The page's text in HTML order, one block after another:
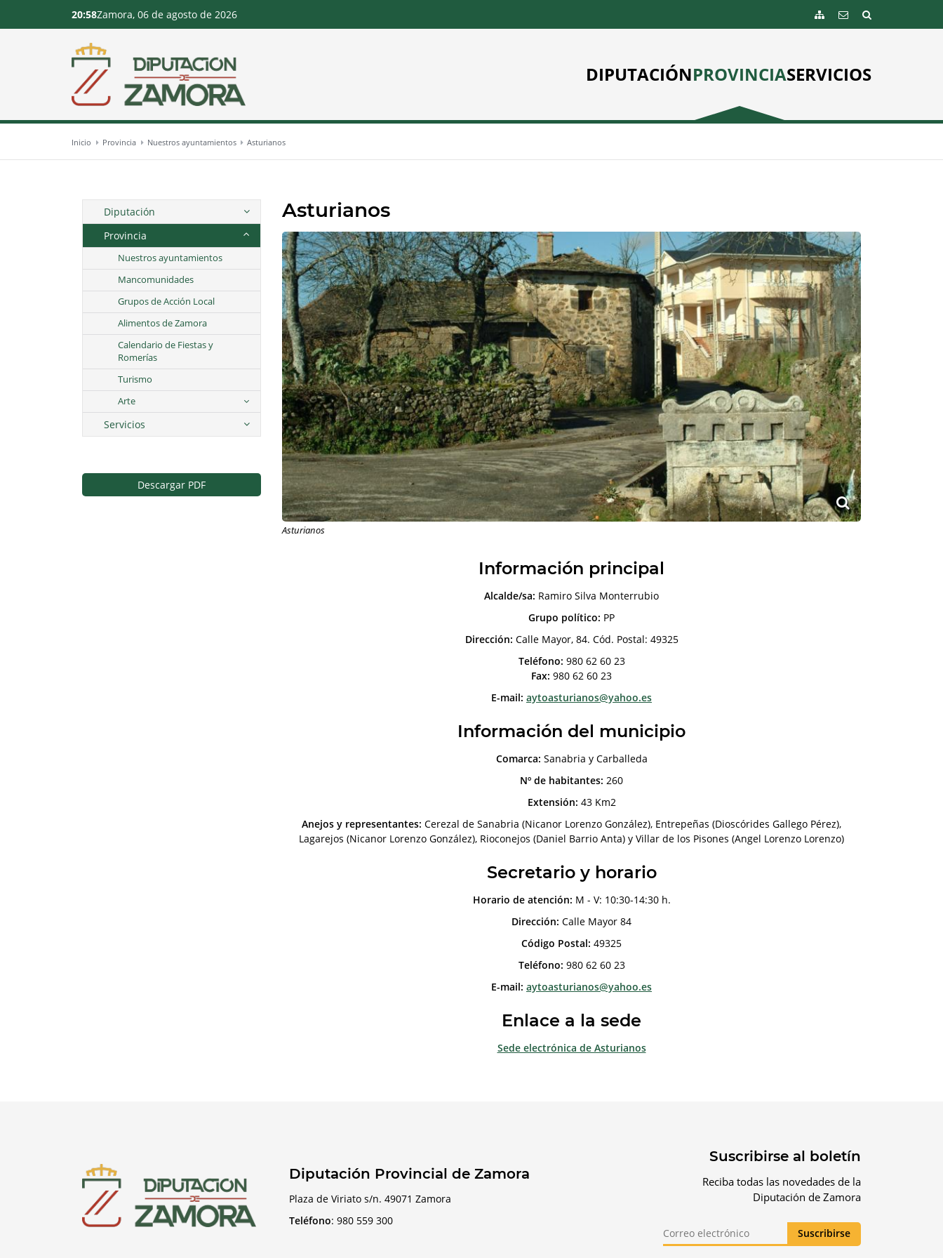
DIPUTACIÓNPROVINCIASERVICIOS
20:58Zamora, 06 de agosto de 2026
Inicio Provincia Nuestros ayuntamientos Asturianos
Asturianos
Asturianos
Información principal
Alcalde/sa: Ramiro Silva Monterrubio
Grupo político: PP
Dirección: Calle Mayor, 84. Cód. Postal: 49325
Teléfono: 980 62 60 23
Fax: 980 62 60 23
E-mail: aytoasturianos@yahoo.es
Información del municipio
Comarca: Sanabria y Carballeda
Nº de habitantes: 260
Extensión: 43 Km2
Anejos y representantes: Cerezal de Sanabria (Nicanor Lorenzo González), Entrepeñas (Dioscórides Gallego Pérez),
Lagarejos (Nicanor Lorenzo González), Rioconejos (Daniel Barrio Anta) y Villar de los Pisones (Angel Lorenzo Lorenzo)
Secretario y horario
Horario de atención: M - V: 10:30-14:30 h.
Dirección: Calle Mayor 84
Código Postal: 49325
Teléfono: 980 62 60 23
E-mail: aytoasturianos@yahoo.es
Enlace a la sede
Sede electrónica de Asturianos
Diputación
Provincia
Nuestros ayuntamientos
Mancomunidades
Grupos de Acción Local
Alimentos de Zamora
Calendario de Fiestas y
Romerías
Turismo
Arte
Servicios
Descargar PDF
Diputación Provincial de Zamora
Plaza de Viriato s/n. 49071 Zamora
Teléfono: 980 559 300
Suscribirse al boletín
Reciba todas las novedades de la
Diputación de Zamora